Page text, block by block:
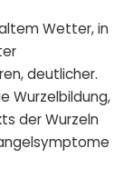
Wetter, in
deutlicher.
Wurzelbildung,
der Wurzeln